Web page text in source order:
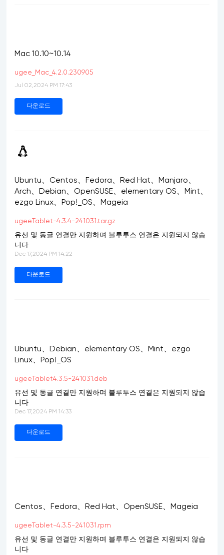
Mac 10.10~10.14
ugee_Mac_4.2.0.230905
Jul 02,2024 PM 17:43
다운로드
Ubuntu、Centos、Fedora、Red Hat、Manjaro、
Arch、Debian、OpenSUSE、elementary OS、Mint、
ezgo Linux、Pop!_OS、Mageia
ugeeTablet-4.3.4-241031.tar.gz
유선 및 동글 연결만 지원하며 블루투스 연결은 지원되지 않습
니다
Dec 17,2024 PM 14:22
다운로드
Ubuntu、Debian、elementary OS、Mint、ezgo
Linux、Pop!_OS
ugeeTablet4.3.5-241031.deb
유선 및 동글 연결만 지원하며 블루투스 연결은 지원되지 않습
니다
Dec 17,2024 PM 14:33
다운로드
Centos、Fedora、Red Hat、OpenSUSE、Mageia
ugeeTablet-4.3.5-241031.rpm
유선 및 동글 연결만 지원하며 블루투스 연결은 지원되지 않습
니다